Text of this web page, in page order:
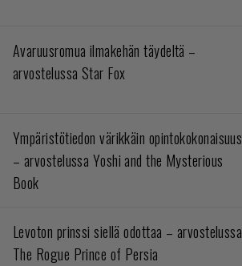
Avaruusromua ilmakehän täydeltä –
arvostelussa Star Fox
Ympäristötiedon värikkäin opintokokonaisuus
– arvostelussa Yoshi and the Mysterious
Book
Levoton prinssi siellä odottaa – arvostelussa
The Rogue Prince of Persia